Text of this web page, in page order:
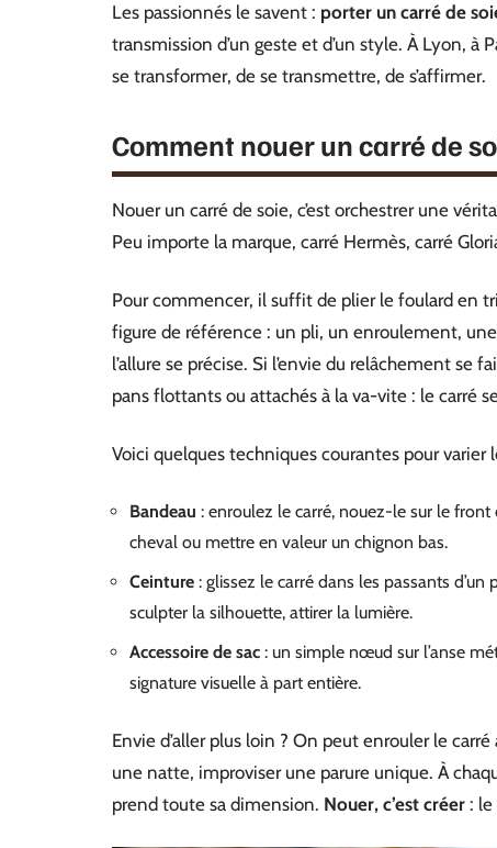
Les passionnés le savent : porter un carré de
transmission d’un geste et d’un style. À Lyon, à
se transformer, de se transmettre, de s’affirmer.
Comment nouer un carré de
Nouer un carré de soie, c’est orchestrer une
Peu importe la marque, carré Hermès, carré
Pour commencer, il suffit de plier le foulard en
figure de référence : un pli, un enroulement,
l’allure se précise. Si l’envie du relâchement se
pans flottants ou attachés à la va-vite : le carré
Voici quelques techniques courantes pour varier
Bandeau : enroulez le carré, nouez-le sur le
cheval ou mettre en valeur un chignon bas.
Ceinture : glissez le carré dans les passants
sculpter la silhouette, attirer la lumière.
Accessoire de sac : un simple nœud sur l’anse
signature visuelle à part entière.
Envie d’aller plus loin ? On peut enrouler le
une natte, improviser une parure unique. À
prend toute sa dimension. Nouer, c’est créer :